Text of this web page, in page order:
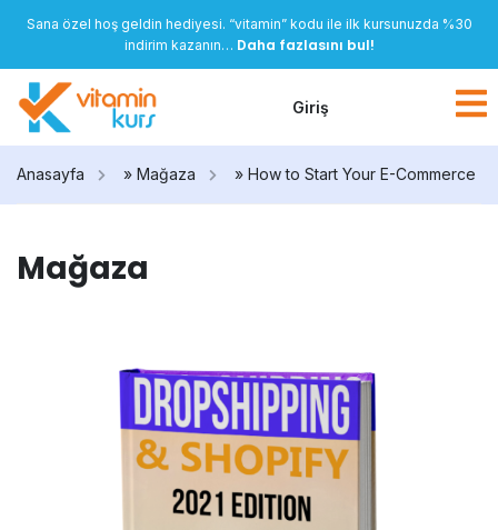
Sana özel hoş geldin hediyesi. “vitamin” kodu ile ilk kursunuzda %30
indirim kazanın… Daha fazlasını bul!
Giriş
Anasayfa » Mağaza » How to Start Your E-Commerce
Mağaza